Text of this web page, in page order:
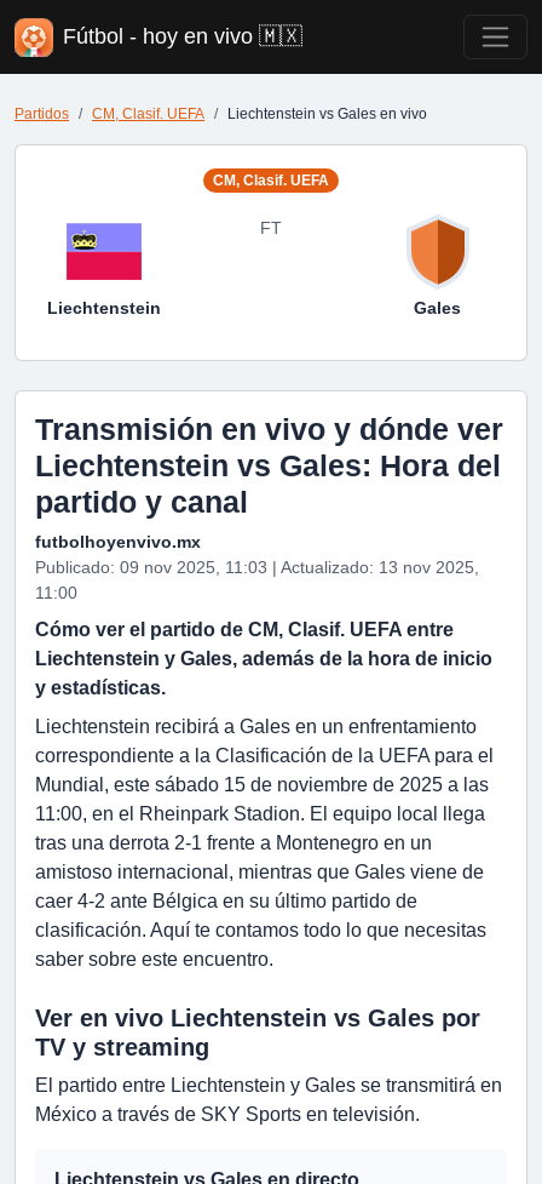
Fútbol - hoy en vivo 🇲🇽
Partidos CM, Clasif. UEFA Liechtenstein vs Gales en vivo
CM, Clasif. UEFA
Liechtenstein
FT
Gales
Transmisión en vivo y dónde ver
Liechtenstein vs Gales: Hora del
partido y canal
futbolhoyenvivo.mx
Publicado: 09 nov 2025, 11:03 | Actualizado: 13 nov 2025,
11:00
Cómo ver el partido de CM, Clasif. UEFA entre
Liechtenstein y Gales, además de la hora de inicio
y estadísticas.
Liechtenstein recibirá a Gales en un enfrentamiento
correspondiente a la Clasificación de la UEFA para el
Mundial, este sábado 15 de noviembre de 2025 a las
11:00, en el Rheinpark Stadion. El equipo local llega
tras una derrota 2-1 frente a Montenegro en un
amistoso internacional, mientras que Gales viene de
caer 4-2 ante Bélgica en su último partido de
clasificación. Aquí te contamos todo lo que necesitas
saber sobre este encuentro.
Ver en vivo Liechtenstein vs Gales por
TV y streaming
El partido entre Liechtenstein y Gales se transmitirá en
México a través de SKY Sports en televisión.
Liechtenstein vs Gales en directo